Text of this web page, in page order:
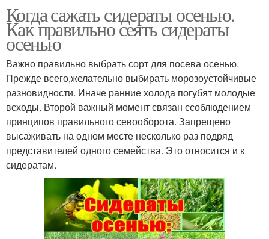
Когда сажать сидераты осенью.
Как правильно сеять сидераты
осенью
Важно правильно выбрать сорт для посева осенью.
Прежде всего,желательно выбирать морозоустойчивые
разновидности. Иначе ранние холода погубят молодые
всходы. Второй важный момент связан ссоблюдением
принципов правильного севооборота. Запрещено
высаживать на одном месте несколько раз подряд
представителей одного семейства. Это относится и к
сидератам.